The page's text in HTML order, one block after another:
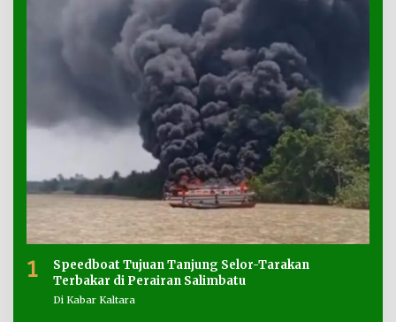
1
Speedboat Tujuan Tanjung Selor-Tarakan
Terbakar di Perairan Salimbatu
Di Kabar Kaltara